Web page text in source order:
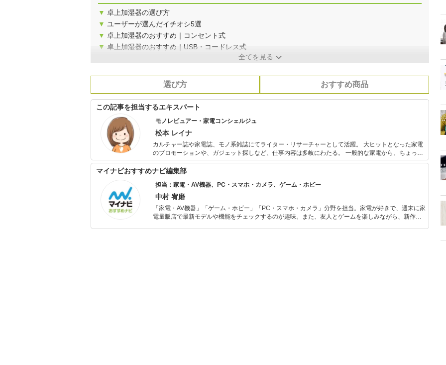
▼ 卓上加湿器の選び方
▼ ユーザーが選んだイチオシ5選
▼ 卓上加湿器のおすすめ｜コンセント式
▼ 卓上加湿器のおすすめ｜USB・コードレス式
全てを見る
選び方 おすすめ商品
この記事を担当するエキスパート
モノレビュアー・家電コンシェルジュ
松本 レイナ
カルチャー誌や家電誌、モノ系雑誌にてライター・リサーチャーとして活躍。 大ヒットとなった家電
のプロモーションや、ガジェット探しなど、仕事内容は多岐にわたる。 一般的な家電から、ちょっと
マニアックなものまで「イイモノはとにかく買って試す！」がモットー。 現在子育て中で、キッズガ
ジェットや知育玩具、花火などレジャーグッズは子どもと一緒に愉しんでレビューしています。
マイナビおすすめナビ編集部
担当：家電・AV機器、PC・スマホ・カメラ、ゲーム・ホビー
中村 宥磨
「家電・AV機器」「ゲーム・ホビー」「PC・スマホ・カメラ」分野を担当。家電が好きで、週末に家
電量販店で最新モデルや機能をチェックするのが趣味。また、友人とゲームを楽しみながら、新作タ